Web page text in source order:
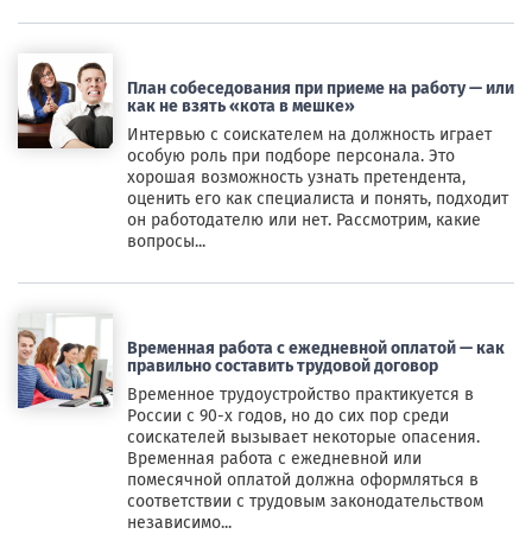
План собеседования при приеме на работу — или
как не взять «кота в мешке»
Интервью с соискателем на должность играет
особую роль при подборе персонала. Это
хорошая возможность узнать претендента,
оценить его как специалиста и понять, подходит
он работодателю или нет. Рассмотрим, какие
вопросы...
Временная работа с ежедневной оплатой — как
правильно составить трудовой договор
Временное трудоустройство практикуется в
России с 90-х годов, но до сих пор среди
соискателей вызывает некоторые опасения.
Временная работа с ежедневной или
помесячной оплатой должна оформляться в
соответствии с трудовым законодательством
независимо...